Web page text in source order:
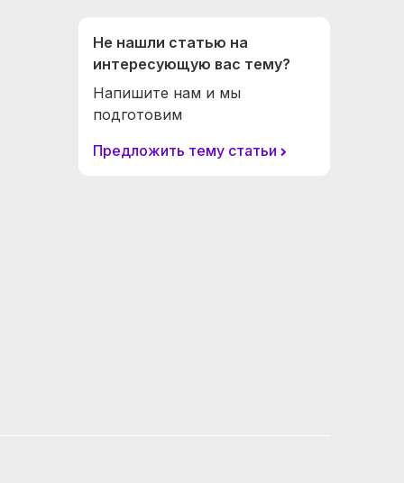
Не нашли статью на
интересующую вас тему?
Напишите нам и мы
подготовим
Предложить тему статьи